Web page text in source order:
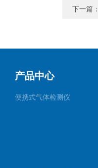
下一篇
产品中心
便携式气体检测仪